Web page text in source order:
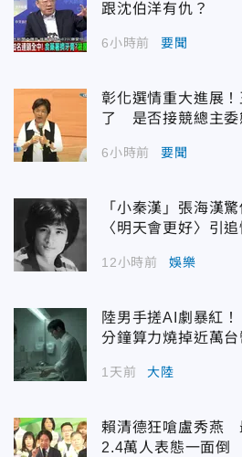
跟沈伯洋有仇？
6小時前 要聞
彰化選情重大進展
了 是否接競總主委
6小時前 要聞
「小秦漢」張海漢
〈明天會更好〉引追
12小時前 娛樂
陸男手搓AI劇暴紅
分鐘算力燒掉近萬台
1天前 大陸
賴清德狂嗆盧秀燕
2.4萬人表態一面倒